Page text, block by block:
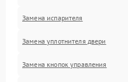
Замена испарителя
Замена уплотнителя двери
Замена кнопок управления